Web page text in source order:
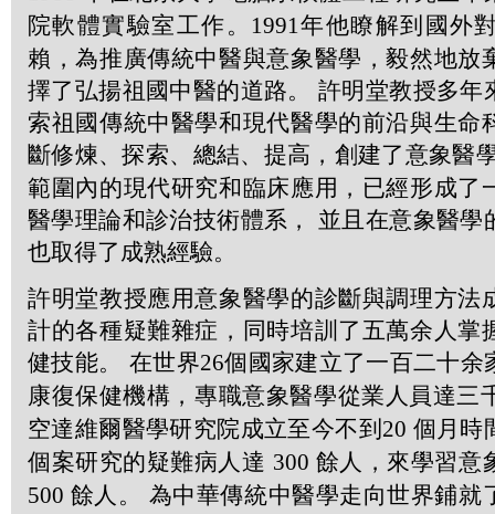
院軟體實驗室工作。 1991年他瞭解到國外
賴，為推廣傳統中醫與意象醫學，毅然地放
擇了弘揚祖國中醫的道路。 許明堂教授多年
索祖國傳統中醫學和現代醫學的前沿與生命
斷修煉、探索、總結、提高，創建了意象醫
範圍內的現代研究和臨床應用，已經形成了
醫學理論和診治技術體系， 並且在意象醫學
也取得了成熟經驗。
許明堂教授應用意象醫學的診斷與調理方法
計的各種疑難雜症，同時培訓了五萬余人掌
健技能。 在世界26個國家建立了一百二十余
康復保健機構，專職意象醫學從業人員達三
空達維爾醫學研究院成立至今不到 20 個月時
個案研究的疑難病人達 300 餘人，來學習意
500 餘人。 為中華傳統中醫學走向世界鋪就